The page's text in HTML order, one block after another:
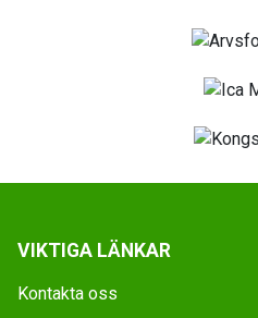
VIKTIGA LÄNKAR
Kontakta oss